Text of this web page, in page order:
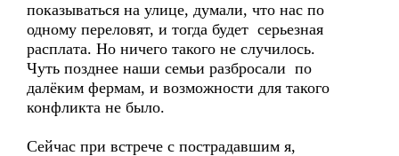
показываться на улице, думали, что нас по
одному переловят, и тогда будет серьезная
расплата. Но ничего такого не случилось.
Чуть позднее наши семьи разбросали по
далёким фермам, и возможности для такого
конфликта не было.
Сейчас при встрече с пострадавшим я,